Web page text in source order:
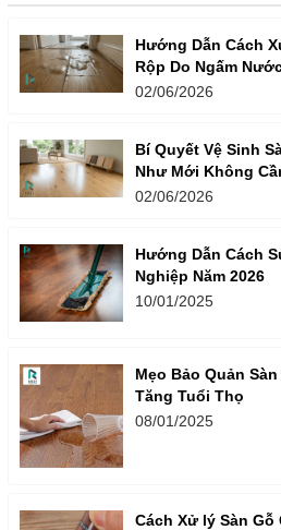
Hướng Dẫn Cách
Rộp Do Ngấm
02/06/2026
Bí Quyết Vệ Sinh
Như Mới Không
02/06/2026
Hướng Dẫn Cách
Nghiệp Năm 2026
10/01/2025
Mẹo Bảo Quản
Tăng Tuổi Thọ
08/01/2025
Cách Xử lý Sàn